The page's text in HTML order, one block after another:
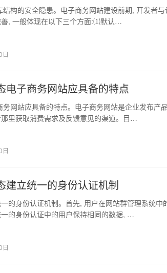
的安全隐患。电子商务网站建设前期, 开发者与
善, 一般体现在以下三个方面:⑴默认…
日
电子商务网站应具备的特点
站应具备的特点。电子商务网站是企业发布产
里获取消费需求及反馈意见的渠道。目…
日
建立统一的身份认证机制
身份认证机制。首先, 用户在网站群管理系统中
的身份认证中的用户保持相同的数据, …
日